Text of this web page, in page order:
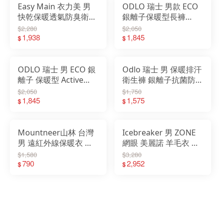
Easy Main 衣力美 男
快乾保暖透氣防臭衛生
衣 米灰 TE15073-9200
$2,280
$1,938
ODLO 瑞士 男款 ECO
銀離子保暖型長褲
WARM系列 衛生褲 刷
毛褲 刷毛 保暖
$2,050
$1,845
ODLO 瑞士 男 ECO 銀
離子 保暖型 Active
Warm 排汗衣 圓領排
汗內衣 OD159102
$2,050
$1,845
Odlo 瑞士 男 保暖排汗
衛生褲 銀離子抗菌防臭
保暖褲 發熱褲內刷毛
灰色 OD152042-
$1,750
$1,575
Mountneer山林 台灣
男 遠紅外線保暖衣 冬
季 寒流 黑 灰綠 土耳藍
深灰 12K71
$1,580
$790
Icebreaker 男 ZONE
網眼 美麗諾 羊毛衣 長
袖 防曬袖 防曬 BF150
保暖 IB104347
$3,280
$2,952